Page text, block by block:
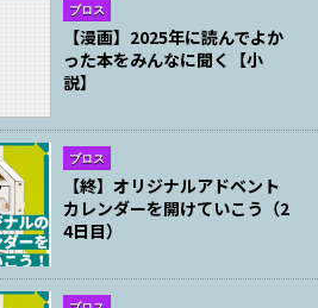
ブロス
【漫画】2025年に読んでよか
った本をみんなに聞く【小
説】
ブロス
【終】オリジナルアドベント
カレンダーを開けていこう（2
4日目）